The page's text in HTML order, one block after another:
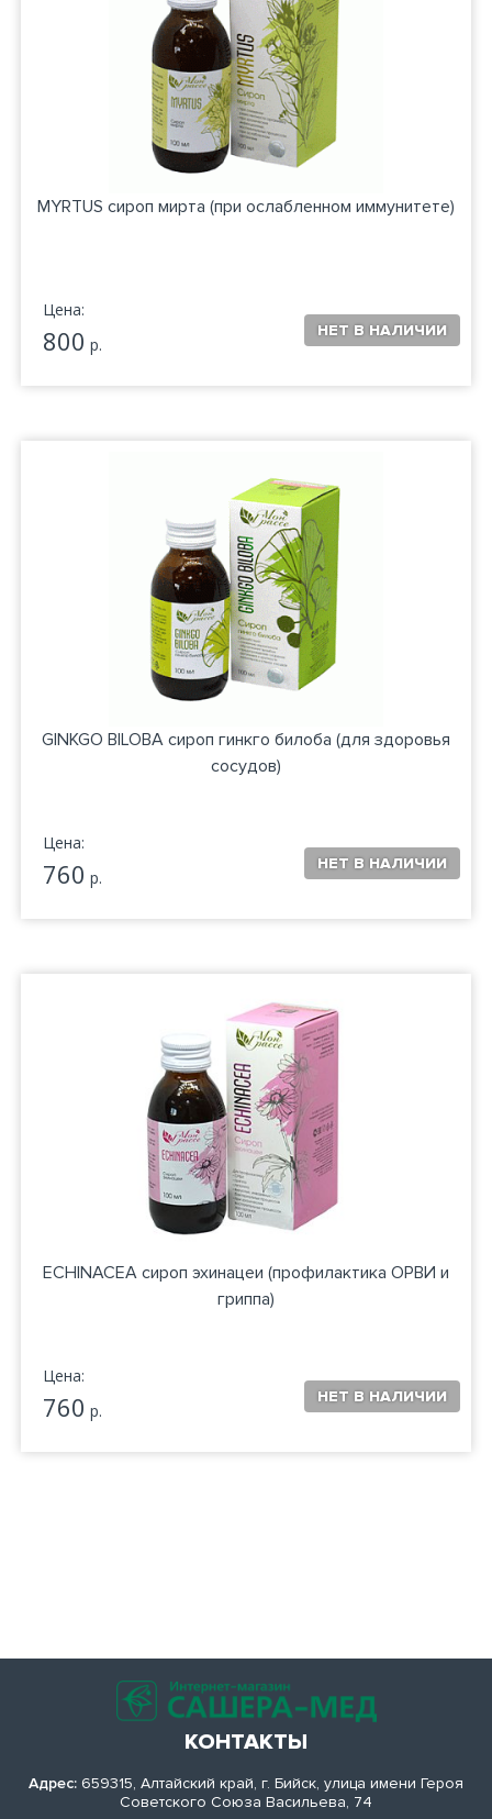
MYRTUS сироп мирта (при ослабленном иммунитете)
Цена:
800 р.
GINKGO BILOBA сироп гинкго билоба (для здоровья
сосудов)
Цена:
760 р.
ECHINACEA сироп эхинацеи (профилактика ОРВИ и
гриппа)
Цена:
760 р.
КОНТАКТЫ
Адрес: 659315, Алтайский край, г. Бийск, улица имени Героя
Советского Союза Васильева, 74